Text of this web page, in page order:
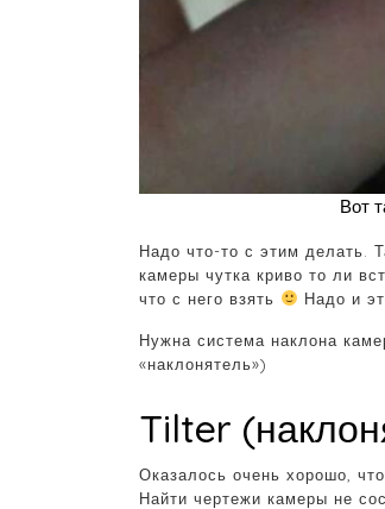
Вот
Надо что-то с этим делать.
камеры чутка криво то ли
что с него взять
Надо и
Нужна система наклона
«наклонятель»)
Tilter
Оказалось очень хорошо,
Найти чертежи камеры не